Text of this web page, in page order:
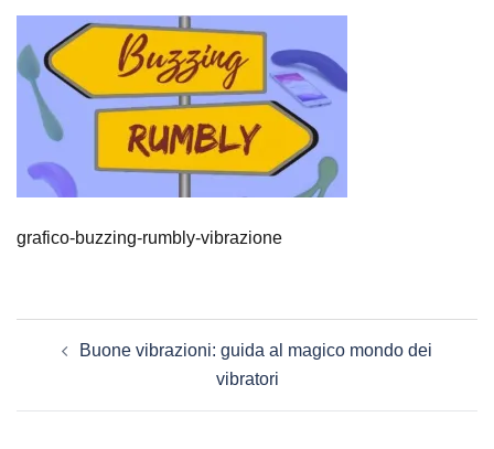
grafico-buzzing-rumbly-vibrazione
articoloBuone vibrazioni: guida al magico mondo dei
vibratori